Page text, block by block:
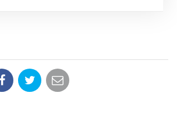
PartagerPartagerPartager